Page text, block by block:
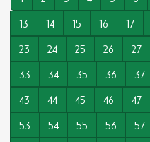
13
14 15 16 17
23
24 25 26 27
33
34 35 36 37
43
44 45 46 47
53
54 55 56 57